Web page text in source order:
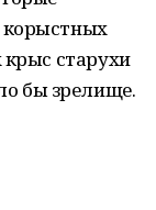
корыстных
крыс старухи
бы зрелище.